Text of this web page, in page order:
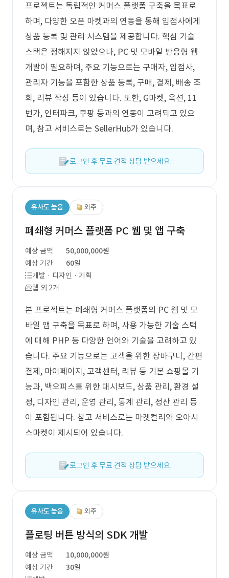
프로젝트는 독립적인 커머스 플랫폼 구축을 목표로
하며, 다양한 오픈 마켓과의 연동을 통해 입점사에게
상품 등록 및 관리 시스템을 제공합니다. 핵심 기술
스택은 정해지지 않았으나, PC 및 모바일 반응형 웹
개발이 필요하며, 주요 기능으로는 구매자, 입점사,
관리자 기능을 포함한 상품 등록, 구매, 결제, 배송 조
회, 리뷰 작성 등이 있습니다. 또한, G마켓, 옥션, 11
번가, 인터파크, 쿠팡 등과의 연동이 고려되고 있으
며, 참고 서비스로는 SellerHub가 있습니다.
로그인 후 무료 견적 상담 받으세요.
유사도 높음 외주
폐쇄형 커머스 플랫폼 PC 웹 및 앱 구축
예상 금액
50,000,000원
예상 기간
60일
개발 · 디자인 · 기획
웹 외 2개
본 프로젝트는 폐쇄형 커머스 플랫폼의 PC 웹 및 모
바일 앱 구축을 목표로 하며, 사용 가능한 기술 스택
에 대해 PHP 등 다양한 언어와 기술을 고려하고 있
습니다. 주요 기능으로는 고객을 위한 장바구니, 간편
결제, 마이페이지, 고객센터, 리뷰 등 기본 쇼핑몰 기
능과, 백오피스를 위한 대시보드, 상품 관리, 환경 설
정, 디자인 관리, 운영 관리, 통계 관리, 정산 관리 등
이 포함됩니다. 참고 서비스로는 마켓컬리와 오아시
스마켓이 제시되어 있습니다.
로그인 후 무료 견적 상담 받으세요.
유사도 높음 외주
플로팅 버튼 방식의 SDK 개발
예상 금액
10,000,000원
예상 기간
30일